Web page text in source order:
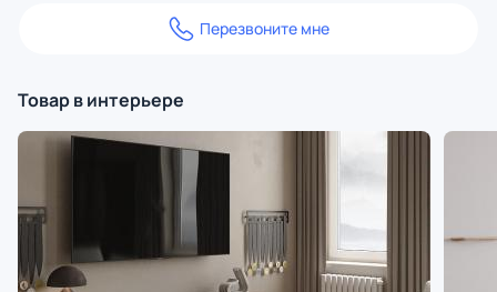
Перезвоните мне
Товар в интерьере